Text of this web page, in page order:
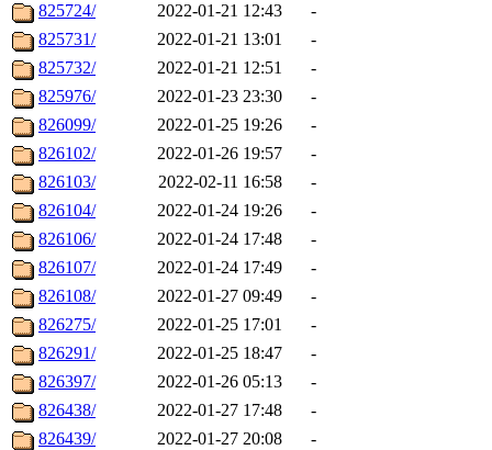
825724/
2022-01-21 12:43
-
825731/
2022-01-21 13:01
-
825732/
2022-01-21 12:51
-
825976/
2022-01-23 23:30
-
826099/
2022-01-25 19:26
-
826102/
2022-01-26 19:57
-
826103/
2022-02-11 16:58
-
826104/
2022-01-24 19:26
-
826106/
2022-01-24 17:48
-
826107/
2022-01-24 17:49
-
826108/
2022-01-27 09:49
-
826275/
2022-01-25 17:01
-
826291/
2022-01-25 18:47
-
826397/
2022-01-26 05:13
-
826438/
2022-01-27 17:48
-
826439/
2022-01-27 20:08
-